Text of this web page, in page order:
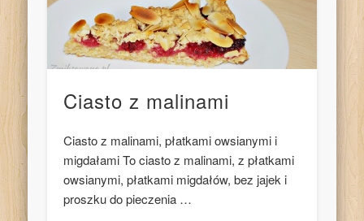
Ciasto z malinami
Ciasto z malinami, płatkami owsianymi i
migdałami To ciasto z malinami, z płatkami
owsianymi, płatkami migdałów, bez jajek i
proszku do pieczenia …